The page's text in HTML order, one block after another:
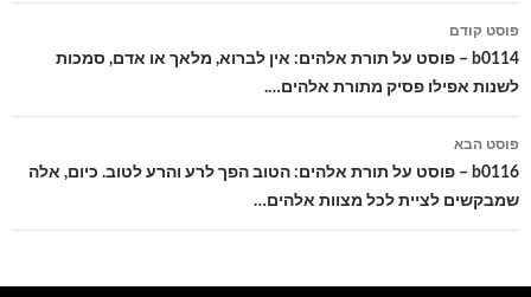
ניווט
בפוסטים
פוסט קודם
b0114 – פוסט על תורת אלהים: אין לברוא, מלאך או אדם, סמכות
לשנות אפילו פסיק מתורת אלהים….
פוסט הבא
b0116 – פוסט על תורת אלהים: הטוב הפך לרע והרע לטוב. כיום, אלה
שמבקשים לציית לכל מצוות אלהים…